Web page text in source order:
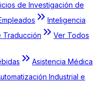
de Investigación de
Inteligencia
Traducción
Ver Todos
Asistencia Médica
Industrial e